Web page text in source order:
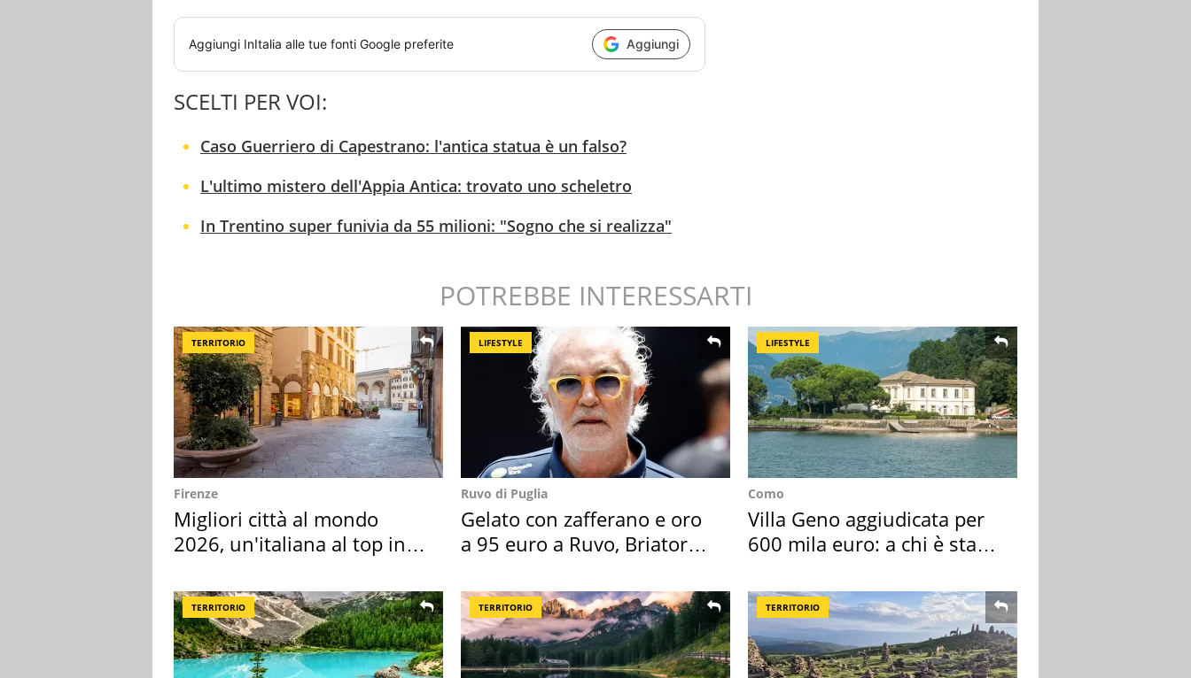
Aggiungi InItalia alle tue fonti Google preferite Aggiungi
SCELTI PER VOI:
Caso Guerriero di Capestrano: l'antica statua è un falso?
L'ultimo mistero dell'Appia Antica: trovato uno scheletro
In Trentino super funivia da 55 milioni: "Sogno che si realizza"
POTREBBE INTERESSARTI
TERRITORIO
Firenze
Migliori città al mondo
2026, un'italiana al top in
LIFESTYLE
Ruvo di Puglia
Gelato con zafferano e oro
a 95 euro a Ruvo, Briatore
LIFESTYLE
Como
Villa Geno aggiudicata per
600 mila euro: a chi è stata
TERRITORIO TERRITORIO TERRITORIO